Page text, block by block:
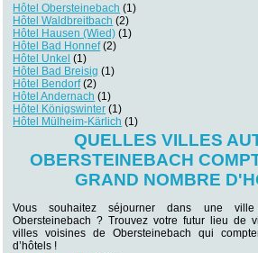
Hôtel Obersteinebach (1)
Hôtel Waldbreitbach (2)
Hôtel Hausen (Wied) (1)
Hôtel Bad Honnef(2)
Hôtel Unkel (1)
Hôtel Bad Breisig (1)
Hôtel Bendorf(2)
Hôtel Andernach (1)
Hôtel Königswinter (1)
Hôtel Mülheim-Kärlich (1)
QUELLES VILLES
OBERSTEINEBACH
GRAND NOMBRE
Vous souhaitez séjourner dans une
Obersteinebach ? Trouvez votre futur lieu de
villes voisines de Obersteinebach qui
d’hôtels !